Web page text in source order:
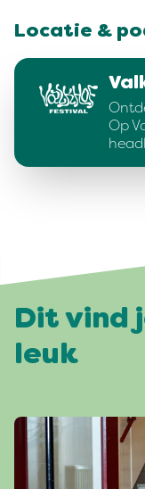
Locatie &
Op
Dit vind
leuk